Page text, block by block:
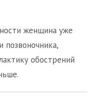
женщина уже
позвоночника,
обострений